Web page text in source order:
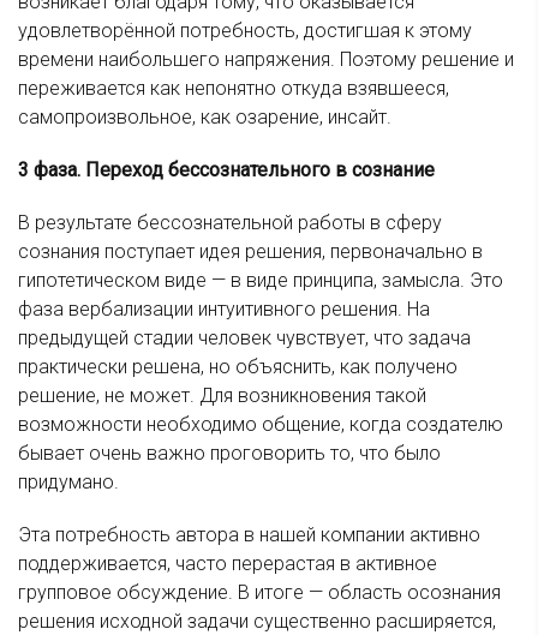
удовлетворённой потребность, достигшая к этому
времени наибольшего напряжения. Поэтому решение и
переживается как непонятно откуда взявшееся,
самопроизвольное, как озарение, инсайт.
3 фаза. Переход бессознательного в сознание
В результате бессознательной работы в сферу
сознания поступает идея решения, первоначально в
гипотетическом виде — в виде принципа, замысла. Это
фаза вербализации интуитивного решения. На
предыдущей стадии человек чувствует, что задача
практически решена, но объяснить, как получено
решение, не может. Для возникновения такой
возможности необходимо общение, когда создателю
бывает очень важно проговорить то, что было
придумано.
Эта потребность автора в нашей компании активно
поддерживается, часто перерастая в активное
групповое обсуждение. В итоге — область осознания
решения исходной задачи существенно расширяется,